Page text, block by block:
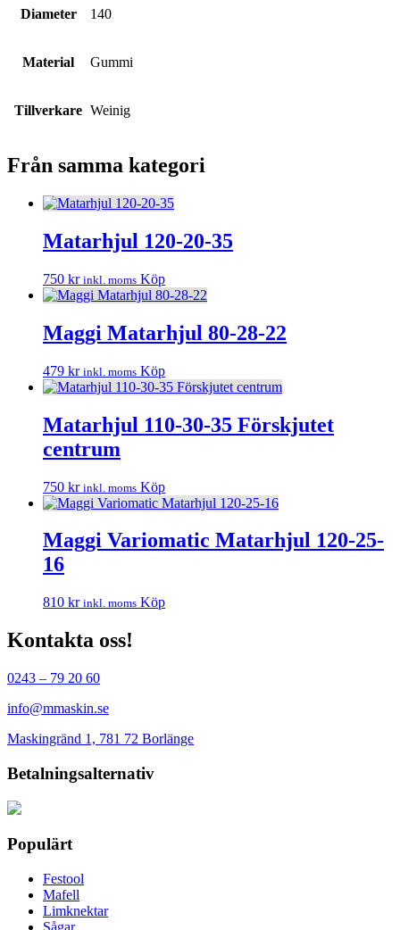
Diameter 140
Material Gummi
Tillverkare Weinig
Från samma kategori
Matarhjul 120-20-35
750 kr inkl. moms Köp
Maggi Matarhjul 80-28-22
479 kr inkl. moms Köp
Matarhjul 110-30-35 Förskjutet
centrum
750 kr inkl. moms Köp
Maggi Variomatic Matarhjul 120-25-
16
810 kr inkl. moms Köp
Kontakta oss!
0243 – 79 20 60
info@mmaskin.se
Maskingränd 1, 781 72 Borlänge
Betalningsalternativ
Populärt
Festool
Mafell
Limknektar
Sågar